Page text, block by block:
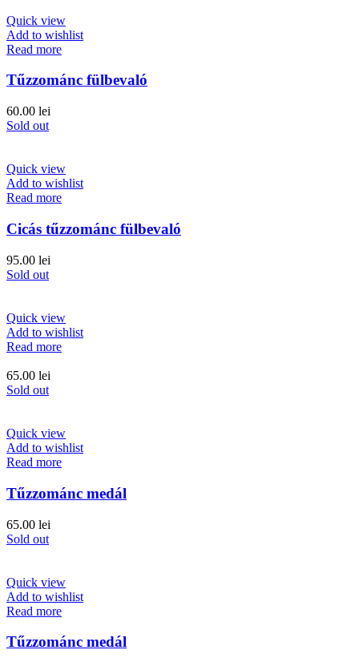
Quick view
Add to wishlist
Read more
Tűzzománc fülbevaló
60.00 lei
Sold out
Quick view
Add to wishlist
Read more
Cicás tűzzománc fülbevaló
95.00 lei
Sold out
Quick view
Add to wishlist
Read more
65.00 lei
Sold out
Quick view
Add to wishlist
Read more
Tűzzománc medál
65.00 lei
Sold out
Quick view
Add to wishlist
Read more
Tűzzománc medál